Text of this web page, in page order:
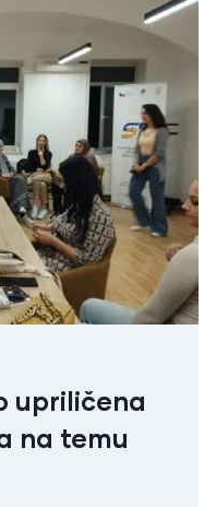
upriličena
na temu